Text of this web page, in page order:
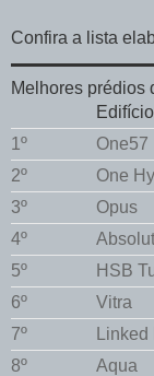
Confira a lista
Melhores prédios
Edifício
1º One57
2º
One
3º
Opus
4º
5º
HSB
6º
Vitra
7º
8º
Aqua